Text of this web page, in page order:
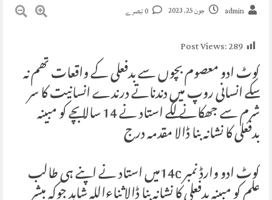
admin جون 25, 2023
Post Views:289
کوٹ ادو معصوم بچوں سے بدفعلی کے واقعات تھم نہ
سکے انسانی روپ میں دندناتے درندے انسانيت کا سر
شرم سے جھکانے لگے استاد نے 14 سالا بچے کو مبینہ بدفعلی کا نشانہ بنا ڈالا مقدمہ درج
کوٹ ادو وارڈ نمبر 14cمیں استاد نے اپنے ہی طالب